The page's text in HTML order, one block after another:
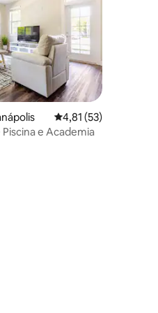
20 avaliações
4,81 de uma
4,81 (53)
Piscina e Academia